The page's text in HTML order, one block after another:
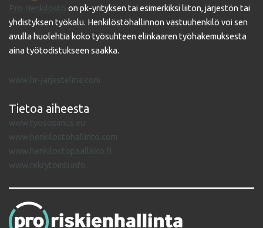
Pro Henkilöstö on pk-yrityksen tai esimerkiksi liiton, järjestön tai
yhdistyksen työkalu. Henkilöstöhallinnon vastuuhenkilö voi sen
avulla huolehtia koko työsuhteen elinkaaren työhakemuksesta
aina työtodistukseen saakka.
www.hr-jarjestelma.com
Tietoa aiheesta
www.tyosopimus.eu
www.henkilostohallinto.com
www.henkilostopaallikko.fi
www.rekrytointi.info